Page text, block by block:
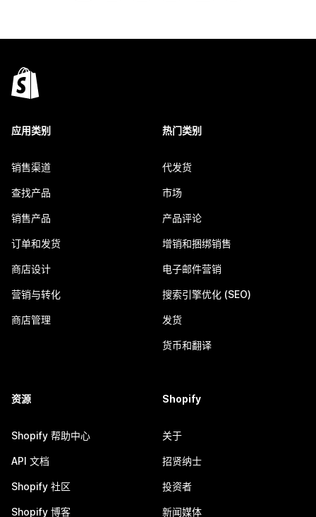
应用类别
销售渠道
查找产品
销售产品
订单和发货
商店设计
营销与转化
商店管理
热门类别
代发货
市场
产品评论
增销和捆绑销售
电子邮件营销
搜索引擎优化 (SEO)
发货
货币和翻译
资源
Shopify 帮助中心
API 文档
Shopify 社区
Shopify 博客
Shopify
关于
招贤纳士
投资者
新闻媒体